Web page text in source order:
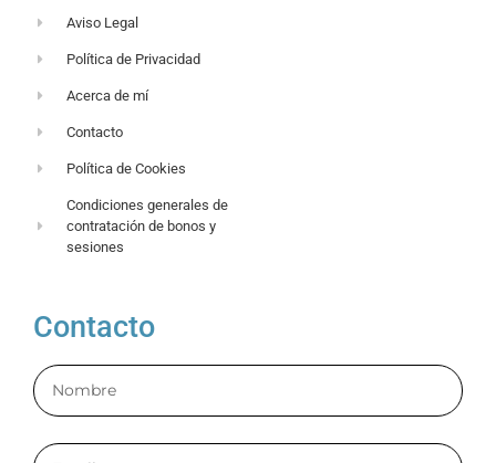
Aviso Legal
Política de Privacidad
Acerca de mí
Contacto
Política de Cookies
Condiciones generales de
contratación de bonos y
sesiones
Contacto